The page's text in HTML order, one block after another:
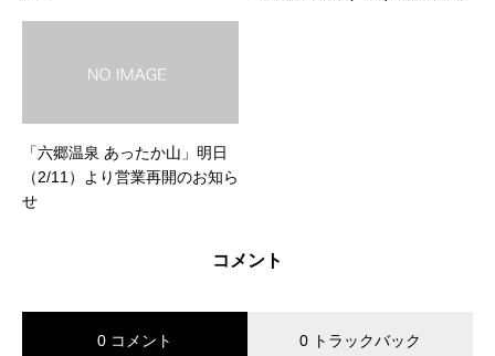
「六郷温泉 あったか山」明日
（2/11）より営業再開のお知ら
せ
コメント
0 コメント 0 トラックバック